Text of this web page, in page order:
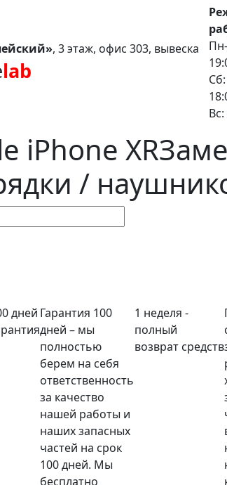
, 3 этаж, офис 303, вывеска
lab
iPhone XR
/
дней Гарантия 100
дней – мы
полностью
берем на себя
ответственность
за качество
нашей работы и
наших запасных
частей на срок
100 дней. Мы
бесплатно
1 неделя -
полный
возврат средств